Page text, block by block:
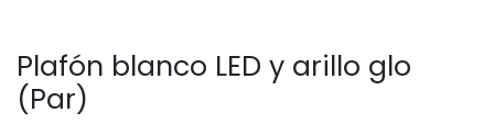
Plafón blanco LED y arillo glo
(Par)